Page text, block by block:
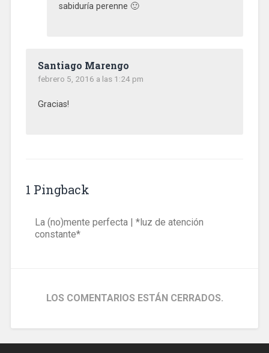
sabiduría perenne 🙂
Santiago Marengo
febrero 5, 2016 a las 1:24 pm
Gracias!
1 Pingback
La (no)mente perfecta | *luz de atención
constante*
LOS COMENTARIOS ESTÁN CERRADOS.